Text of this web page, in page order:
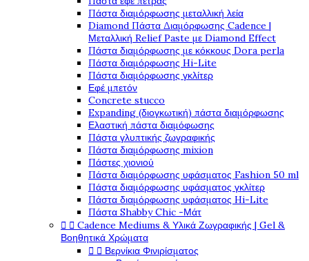
Πάστα διαμόρφωσης μεταλλική λεία
Diamond Πάστα Διαμόρφωσης Cadence |
Μεταλλική Relief Paste με Diamond Effect
Πάστα διαμόρφωσης με κόκκους Dora perla
Πάστα διαμόρφωσης Hi-Lite
Πάστα διαμόρφωσης γκλίτερ
Εφέ μπετόν
Concrete stucco
Expanding (διογκωτική) πάστα διαμόρφωσης
Ελαστική πάστα διαμόφωσης
Πάστα γλυπτικής ζωγραφικής
Πάστα διαμόρφωσης mixion
Πάστες χιονιού
Πάστα διαμόρφωσης υφάσματος Fashion 50 ml
Πάστα διαμόρφωσης υφάσματος γκλίτερ
Πάστα διαμόρφωσης υφάσματος Hi-Lite
Πάστα Shabby Chic -Μάτ
  Cadence Mediums & Υλικά Ζωγραφικής | Gel &
Βοηθητικά Χρώματα
  Βερνίκια Φινιρίσματος